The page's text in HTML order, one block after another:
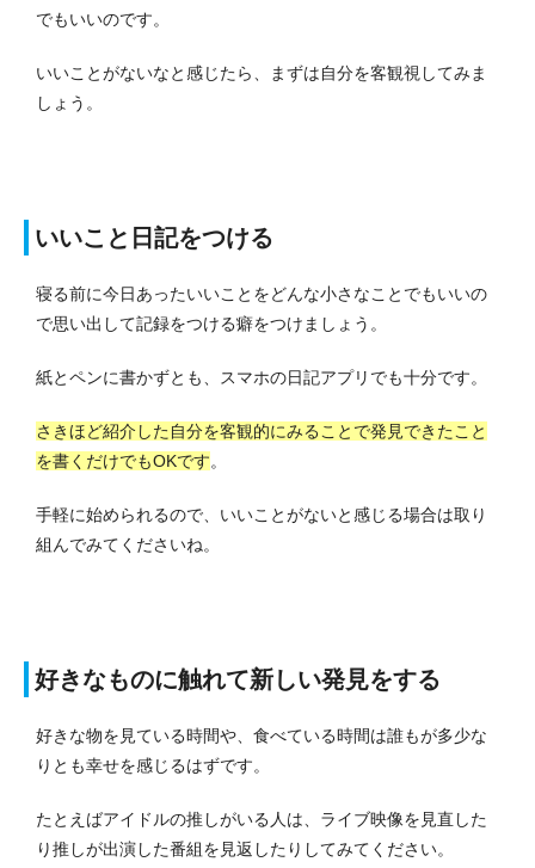
でもいいのです。
いいことがないなと感じたら、まずは自分を客観視してみま
しょう。
いいこと日記をつける
寝る前に今日あったいいことをどんな小さなことでもいいの
で思い出して記録をつける癖をつけましょう。
紙とペンに書かずとも、スマホの日記アプリでも十分です。
さきほど紹介した自分を客観的にみることで発見できたこと
を書くだけでもOKです。
手軽に始められるので、いいことがないと感じる場合は取り
組んでみてくださいね。
好きなものに触れて新しい発見をする
好きな物を見ている時間や、食べている時間は誰もが多少な
りとも幸せを感じるはずです。
たとえばアイドルの推しがいる人は、ライブ映像を見直した
り推しが出演した番組を見返したりしてみてください。